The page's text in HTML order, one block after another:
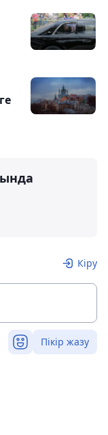
Кіру
Пікір жазу